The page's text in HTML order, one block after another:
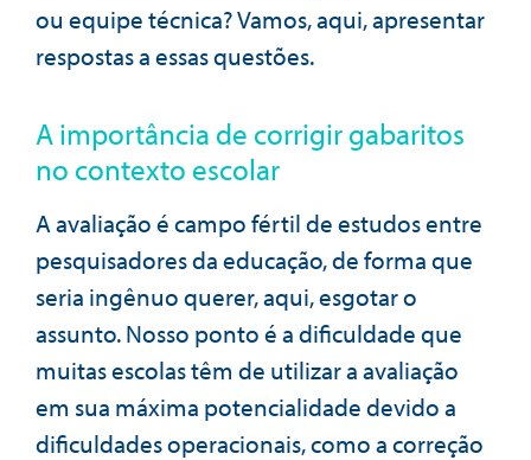
ou equipe técnica? Vamos, aqui, apresentar
respostas a essas questões.
A importância de corrigir gabaritos
no contexto escolar
A avaliação é campo fértil de estudos entre
pesquisadores da educação, de forma que
seria ingênuo querer, aqui, esgotar o
assunto. Nosso ponto é a dificuldade que
muitas escolas têm de utilizar a avaliação
em sua máxima potencialidade devido a
dificuldades operacionais, como a correção